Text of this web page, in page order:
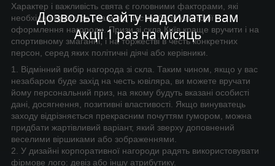
Дозвольте сайту надсилати вам
Акції 1 раз на місяць
Характер і важливість свята є головними факторами, які
необхідно брати до уваги під час підбору категорії і
оформлення нагороди. Призи зі скла Київ краще вручити і на
спортивному змаганні, і на торжестві в честь конкретних
персон, серед яких політичні діячі або керівники.
1. Відмінний вибір нагорода зі скла. Таким чином, якщо у вас
незабаром буде захід на честь ювіляра, ви можете вручати
йому персональний приз, на якому будуть вказані особисті
дані, досягнення, позитивні властивості. Якщо винуватець
заходу відрізняється прекрасним почуттям гумором, можна
придбати жартівливий варіант, який зверху доповнений
веселими віршиками або зображеннями.
2. У дизайні корпоративної нагороди радять використовувати
фірмове лого: девіз або іншу атрибутику.